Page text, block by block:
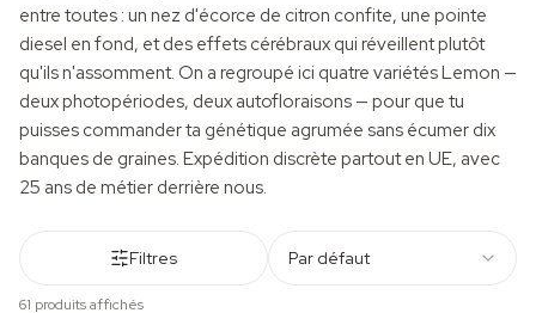
entre toutes : un nez d'écorce de citron confite, une pointe
diesel en fond, et des effets cérébraux qui réveillent plutôt
qu'ils n'assomment. On a regroupé ici quatre variétés Lemon —
deux photopériodes, deux autofloraisons — pour que tu
puisses commander ta génétique agrumée sans écumer dix
banques de graines. Expédition discrète partout en UE, avec
25 ans de métier derrière nous.
Filtres Par défaut
61 produits affichés